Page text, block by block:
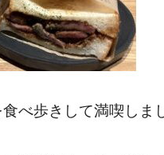
べ歩きして満喫しま